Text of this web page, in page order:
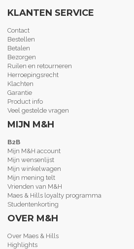
KLANTEN SERVICE
Contact
Bestellen
Betalen
Bezorgen
Ruilen en retourneren
Herroepingsrecht
Klachten
Garantie
Product info
Veel gestelde vragen
MIJN M&H
B2B
Mijn M&H account
Mijn wensenlijst
Mijn winkelwagen
Mijn mening telt
Vrienden van M&H
Maes & Hills loyalty programma
Studentenkorting
OVER M&H
Over Maes & Hills
Highlights